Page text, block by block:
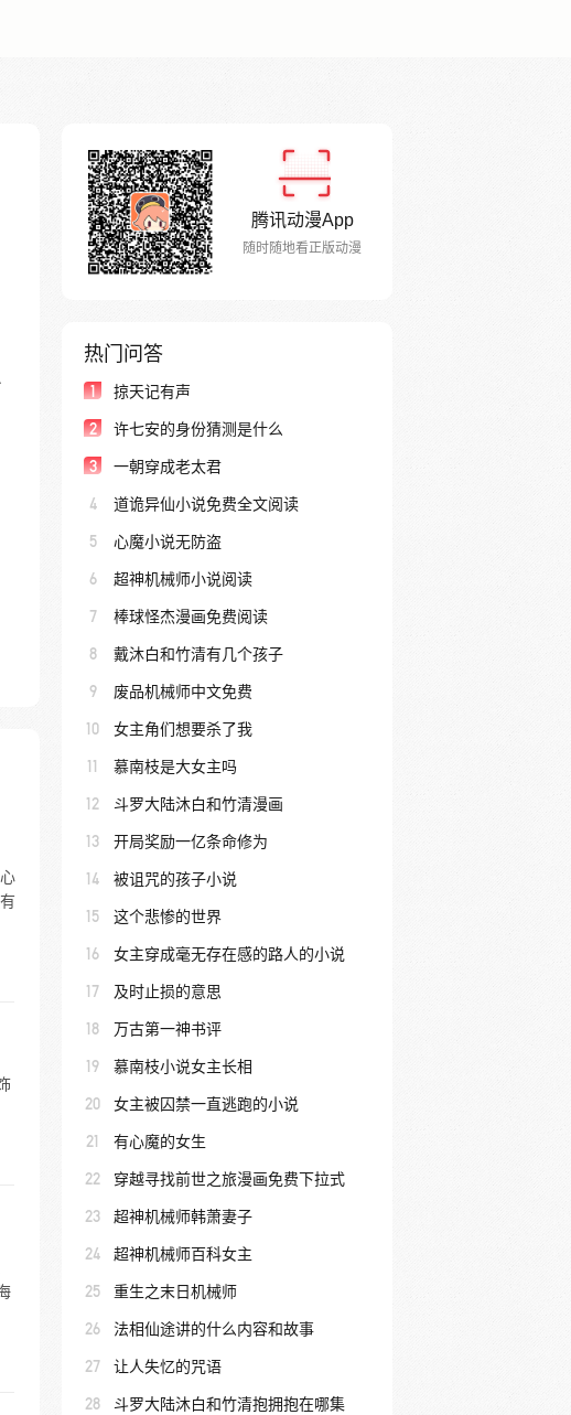
腾讯动漫App
随时随地看正版动漫
热门问答
1 掠天记有声
2 许七安的身份猜测是什么
3 一朝穿成老太君
4 道诡异仙小说免费全文阅读
5 心魔小说无防盗
6 超神机械师小说阅读
7 棒球怪杰漫画免费阅读
8 戴沐白和竹清有几个孩子
9 废品机械师中文免费
10 女主角们想要杀了我
11 慕南枝是大女主吗
12 斗罗大陆沐白和竹清漫画
13 开局奖励一亿条命修为
14 被诅咒的孩子小说
15 这个悲惨的世界
16 女主穿成毫无存在感的路人的小说
17 及时止损的意思
18 万古第一神书评
19 慕南枝小说女主长相
20 女主被囚禁一直逃跑的小说
21 有心魔的女生
22 穿越寻找前世之旅漫画免费下拉式
23 超神机械师韩萧妻子
24 超神机械师百科女主
25 重生之末日机械师
26 法相仙途讲的什么内容和故事
27 让人失忆的咒语
28 斗罗大陆沐白和竹清抱拥抱在哪集